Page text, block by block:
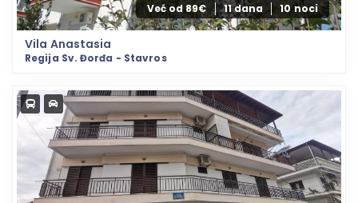
Već od 89€ 11 dana 10 noci
Vila Anastasia
Regija Sv. Đorđa - Stavros